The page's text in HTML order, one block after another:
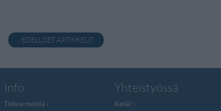
‹ EDELLISET ARTIKKELIT
Info
Tietoa meistä
Yhteistyössä
Kesä!